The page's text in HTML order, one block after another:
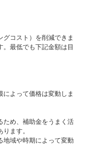
コスト）を削減できま
。最低でも下記金額は目
よって価格は変動しま
ため、補助金をうまく活
ます。
地域や時期によって変動